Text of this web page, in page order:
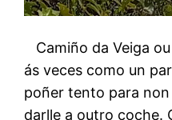
Camiño da Veiga
ás veces como un
poñer tento para
darlle a outro coche.